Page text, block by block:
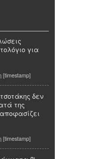
για
δεν
της